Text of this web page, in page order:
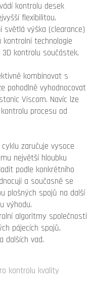
kontrolu desek
flexibilitou.
světlá výška (clearance)
technologie
kontrolu součástek,
kombinovat s
pohodlně vyhodnocovat
Viscom. Navíc lze
procesu od
zaručuje vysoce
největší hloubku
podle konkrétního
a současně se
plošných spojů na další
výhodu.
algoritmy společnosti
pájecích spojů,
dalších vad.
kontrolu kvality